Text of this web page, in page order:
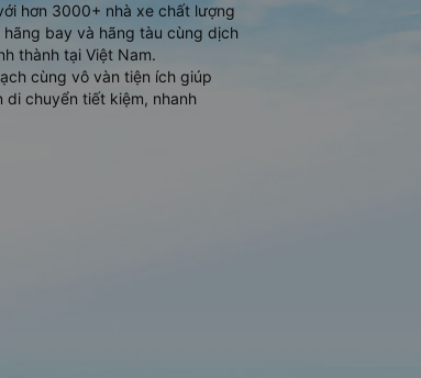
hơn 3000+ nhà xe chất lượng
bay và hãng tàu cùng dịch
thành tại Việt Nam.
cùng vô vàn tiện ích giúp
di chuyển tiết kiệm, nhanh